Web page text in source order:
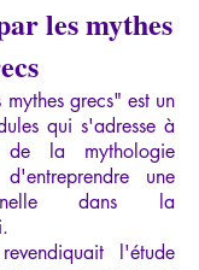
les mythes
grecs" est un
qui s'adresse à
la mythologie
une
dans la
l'étude